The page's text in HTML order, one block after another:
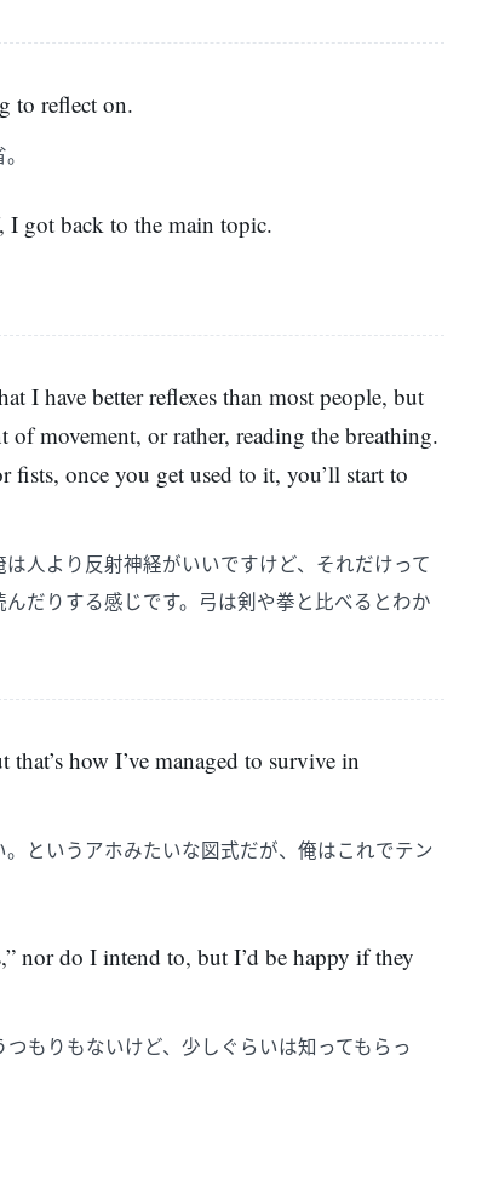
to reflect on.
got back to the main topic.
I have better reflexes than most people, but
of movement, or rather, reading the breathing.
once you get used to it, you’ll start to
人より反射神経がいいですけど、それだけって
だりする感じです。弓は剣や拳と比べるとわか
how I’ve managed to survive in
というアホみたいな図式だが、俺はこれでテン
nor do I intend to, but I’d be happy if they
もりもないけど、少しぐらいは知ってもらっ